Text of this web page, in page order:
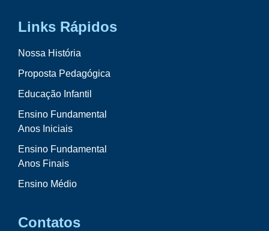
Links Rápidos
Nossa História
Proposta Pedagógica
Educação Infantil
Ensino Fundamental
Anos Iniciais
Ensino Fundamental
Anos Finais
Ensino Médio
Contatos